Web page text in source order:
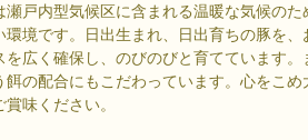
瀬戸内型気候区に含まれる温暖な気候の
環境です。日出生まれ、日出育ちの豚を
を広く確保し、のびのびと育てています
餌の配合にもこだわっています。心をこ
賞味ください。